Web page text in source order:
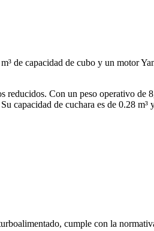
de capacidad de cubo y un motor
Con un peso operativo
capacidad de cuchara es de 0.28
cumple con la